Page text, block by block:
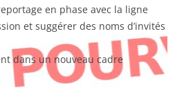
en phase avec la ligne
et suggérer des noms d’invités
dans un nouveau cadre